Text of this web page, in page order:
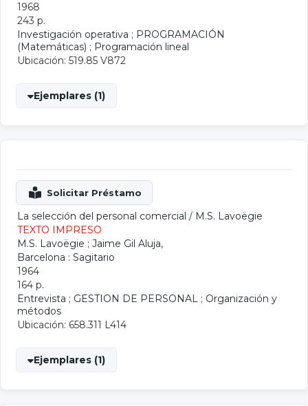
1968
243 p.
Investigación operativa ; PROGRAMACIÓN
(Matemáticas) ; Programación lineal
Ubicación: 519.85 V872
Ejemplares (1)
La selección del personal comercial / M.S. Lavoëgie
TEXTO IMPRESO
M.S. Lavoëgie ; Jaime Gil Aluja,
Barcelona : Sagitario
1964
164 p.
Entrevista ; GESTION DE PERSONAL ; Organización y
métodos
Ubicación: 658.311 L414
Ejemplares (1)